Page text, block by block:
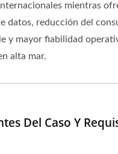
mientras
datos, reducción del
y mayor fiabilidad
alta mar.
Del Caso Y